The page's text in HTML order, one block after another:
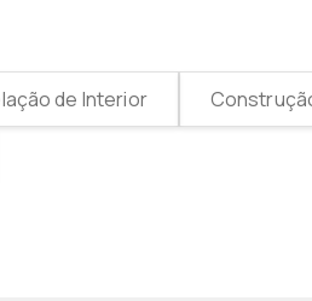
de Interior